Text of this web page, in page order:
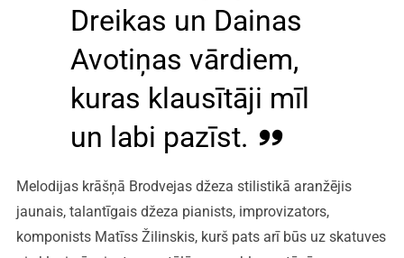
Dreikas un Dainas
Avotiņas vārdiem,
kuras klausītāji mīl
un labi pazīst.
Melodijas krāšņā Brodvejas džeza stilistikā aranžējis
jaunais, talantīgais džeza pianists, improvizators,
komponists Matīss Žilinskis, kurš pats arī būs uz skatuves